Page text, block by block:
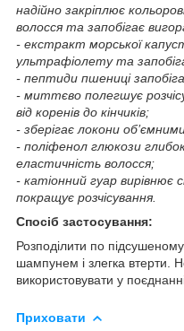
надійно закріплює
волосся та запобігає
- екстракт морської
ультрафіолету та
- пептиди пшениці
- миттєво полегшує
від коренів до кінчиків;
- зберігає локони
- поліфенол глюкози
еластичність волосся;
- катіонний гуар вирівнює
покращує розчісування.
Спосіб застосування:
Розподілити по
шампунем і злегка втерти.
використовувати у
Приховати